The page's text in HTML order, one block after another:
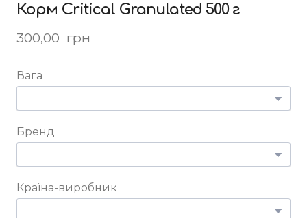
Корм Critical Granulated 500 г
300,00  грн
Вага
Бренд
Країна-виробник